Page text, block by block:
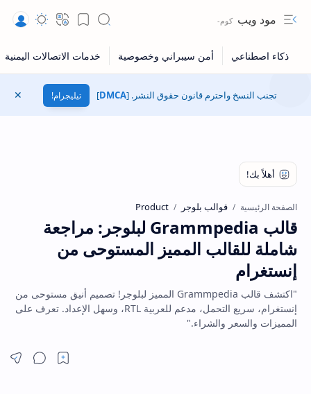
Navigation menu
مود ويب Search
Bookmark
Translateالمظهر
تجنب النسخ واحترم قانون حقوق النشر. [DMCA
] تيليجرام! إغلاق
الصفحة الرئيسية قوالب بلوجر Product
قالب Grammpedia لبلوجر: مراجعة
شاملة للقالب المميز المستوحى من
إنستغرام
"اكتشف قالب Grammpedia المميز لبلوجر! تصميم أنيق مستوحى من
إنستغرام، سريع التحمل، مدعم للعربية RTL، وسهل الإعداد. تعرف على
المميزات والسعر والشراء."